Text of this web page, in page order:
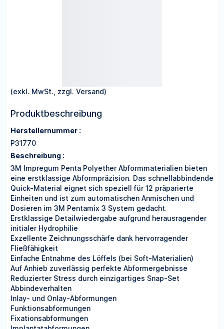
(exkl. MwSt., zzgl. Versand)
Produktbeschreibung
Herstellernummer :
P31770
Beschreibung :
3M Impregum Penta Polyether Abformmaterialien bieten
eine erstklassige Abformpräzision. Das schnellabbindende
Quick-Material eignet sich speziell für 12 präparierte
Einheiten und ist zum automatischen Anmischen und
Dosieren im 3M Pentamix 3 System gedacht.
Erstklassige Detailwiedergabe aufgrund herausragender
initialer Hydrophilie
Exzellente Zeichnungsschärfe dank hervorragender
Fließfähigkeit
Einfache Entnahme des Löffels (bei Soft-Materialien)
Auf Anhieb zuverlässig perfekte Abformergebnisse
Reduzierter Stress durch einzigartiges Snap-Set
Abbindeverhalten
Inlay- und Onlay-Abformungen
Funktionsabformungen
Fixationsabformungen